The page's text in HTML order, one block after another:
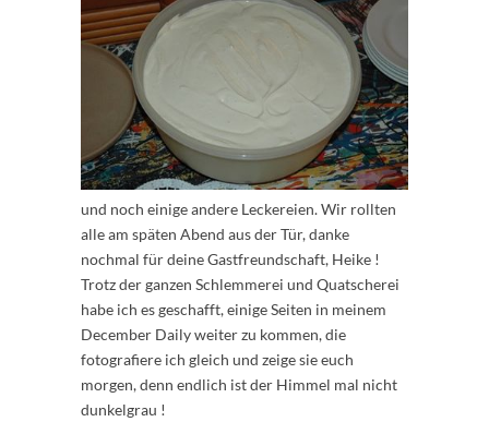
und noch einige andere Leckereien. Wir rollten
alle am späten Abend aus der Tür, danke
nochmal für deine Gastfreundschaft, Heike !
Trotz der ganzen Schlemmerei und Quatscherei
habe ich es geschafft, einige Seiten in meinem
December Daily weiter zu kommen, die
fotografiere ich gleich und zeige sie euch
morgen, denn endlich ist der Himmel mal nicht
dunkelgrau !